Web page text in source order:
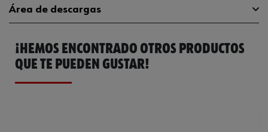
Longitud 280 mm
Rango de agarre mínimo 6 mm
Rango de agarre máximo
Área de descargas
Catálogo General 1952001240
¡HEMOS ENCONTRADO OTROS PRODUCTOS
QUE TE PUEDEN GUSTAR!